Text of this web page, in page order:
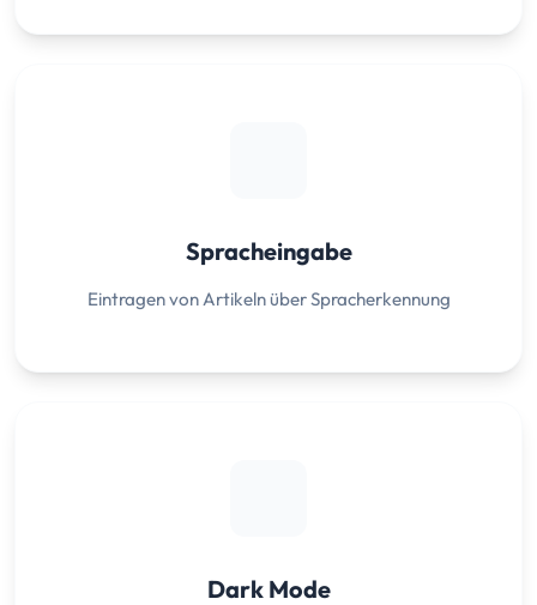
Spracheingabe
Eintragen von Artikeln über Spracherkennung
Dark Mode